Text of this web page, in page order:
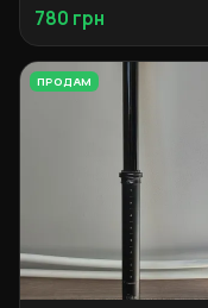
780 грн
ПРОДАМ